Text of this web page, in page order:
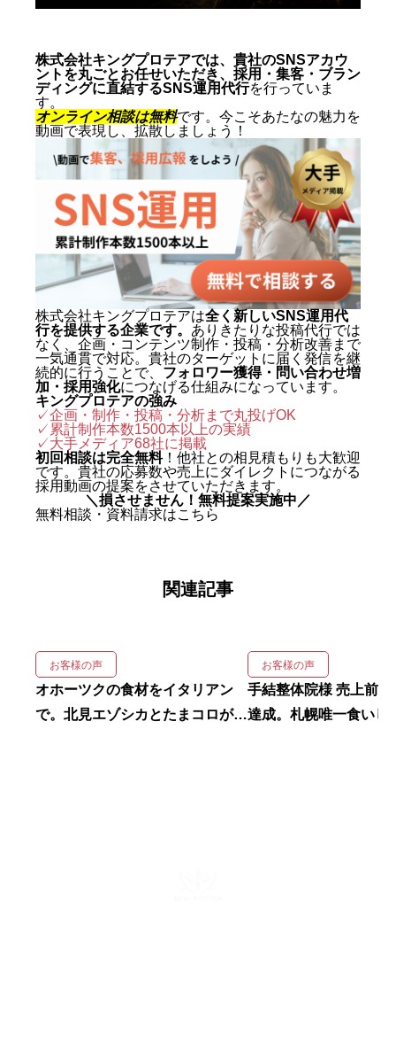
株式会社キングプロテアでは、貴社のSNSアカウ
ントを丸ごとお任せいただき、採用・集客・ブラン
ディングに直結するSNS運用代行を行っていま
す。
オンライン相談は無料です。今こそあたなの魅力を
動画で表現し、拡散しましょう！
株式会社キングプロテアは全く新しいSNS運用代
行を提供する企業です。 ありきたりな投稿代行では
なく、企画・コンテンツ制作・投稿・分析改善まで
一気通貫で対応。貴社のターゲットに届く発信を継
続的に行うことで、 フォロワー獲得・問い合わせ増
加・採用強化につなげる仕組みになっています。
キングプロテアの強み
✓企画・制作・投稿・分析まで丸投げOK
✓累計制作本数1500本以上の実績
✓大手メディア68社に掲載
初回相談は完全無料！他社との相見積もりも大歓迎
です。貴社の応募数や売上にダイレクトにつながる
採用動画の提案をさせていただきます。
＼損させません！無料提案実施中／
無料相談・資料請求はこちら
関連記事
お客様の声
オホーツクの食材をイタリアン
で。北見エゾシカとたまコロが人
お客様の声
手結整体院様 売上前年比166％を
達成。札幌唯一食いし